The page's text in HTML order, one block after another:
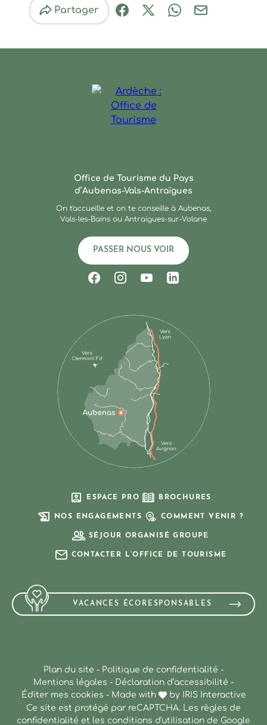
Partager
Partager sur Facebook
Partager sur X / Twitter
Partager sur
Partager par
Office de Tourisme du Pays
d’Aubenas-Vals-Antraïgues
On t'accueille et on te conseille à Aubenas,
Vals-les-Bains ou Antraigues-sur-Volane
PASSER NOUS VOIR
Suivez-nous sur Facebook
Suivez-nous sur Instagram
Suivez-nous sur
Suivez-nous sur
ESPACE PRO BROCHURES
NOS ENGAGEMENTS COMMENT VENIR ?
SÉJOUR ORGANISÉ GROUPE
CONTACTER L’OFFICE DE TOURISME
VACANCES ÉCORESPONSABLES
Plan du site - Politique de confidentialité -
Mentions légales - Déclaration d’accessibilité -
Éditer mes cookies - Made with by
IRIS Interactive
Ce site est protégé par reCAPTCHA. Les règles de
confidentialité et les conditions d'utilisation de Google